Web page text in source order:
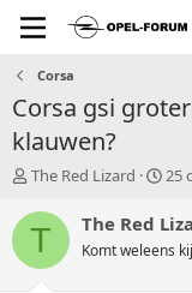
Corsa
Corsa gsi
klauwen?
T
p
The Red Lizard
S
a
t
25
T The Red
Komt weleens